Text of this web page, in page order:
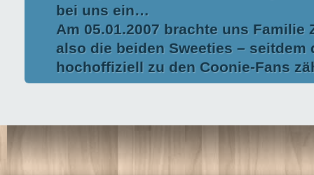
bei uns ein…
Am 05.01.2007 brachte uns Familie
also die beiden Sweeties – seitdem
hochoffiziell zu den Coonie-Fans